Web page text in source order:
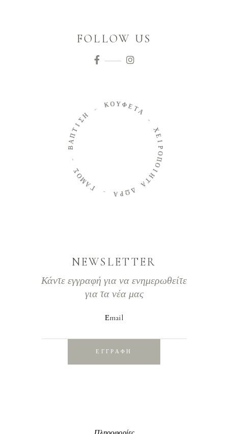
FOLLOW US
Γ
Α
Μ
Ο
Σ
Β
Α
Π
Τ
Ι
Σ
Η
ΚΟΥΦΕΤΑ
-
Χ
Ε
Ρ
Ο
Π
Ο
Ι
Η
Τ
Α
Δ
Ω
Ρ
Α
NEWSLETTER
Κάντε εγγραφή για να ενημερωθείτε
για τα νέα μας
Εmail
ΕΓΓΡΑΦΗ